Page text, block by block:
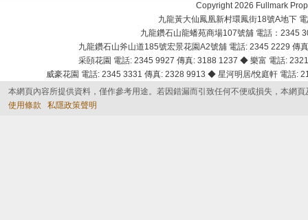
Copyright 2026 Fullmark
九龍黃大仙鳳凰新村環鳳街18號A地下
九龍鑽石山龍蟠苑商場107號舖 電話：2345
九龍鑽石山斧山道185號宏景花園A2號舖 電話: 2345 2229
采頣花園 電話: 2345 9927 傳真: 3188 1237 ◆ 樂富 電話:
威豪花園 電話: 2345 3331 傳真: 2328 9913 ◆ 星河明居/悅庭軒 電話
本網頁內容所提供資料，僅作參考用途。若因錯漏而引致任何不便或損失，本網
使用條款
私隱政策聲明